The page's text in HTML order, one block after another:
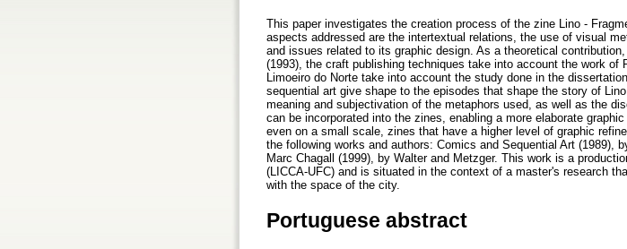
This paper investigates the creation process of the zine Lino -
aspects addressed are the intertextual relations, the use of visual
and issues related to its graphic design. As a theoretical
(1993), the craft publishing techniques take into account the work
Limoeiro do Norte take into account the study done in the
sequential art give shape to the episodes that shape the story of
meaning and subjectivation of the metaphors used, as well as the
can be incorporated into the zines, enabling a more elaborate
even on a small scale, zines that have a higher level of graphic
the following works and authors: Comics and Sequential Art (1989),
Marc Chagall (1999), by Walter and Metzger. This work is a
(LICCA-UFC) and is situated in the context of a master's research
with the space of the city.
Portuguese abstract